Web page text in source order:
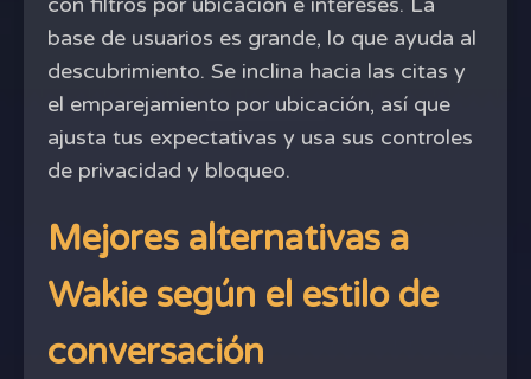
base de usuarios es grande, lo que ayuda al
descubrimiento. Se inclina hacia las citas y
el emparejamiento por ubicación, así que
ajusta tus expectativas y usa sus controles
de privacidad y bloqueo.
Mejores alternativas a
Wakie según el estilo de
conversación